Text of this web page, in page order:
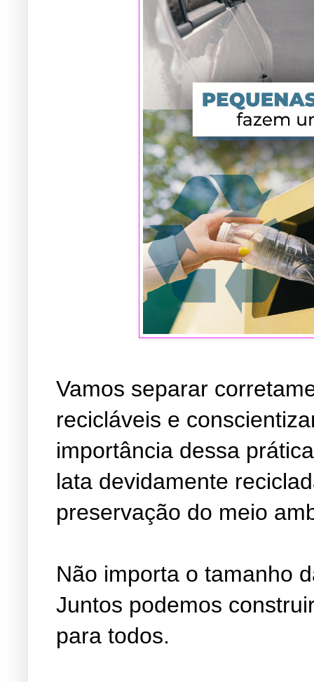
Vamos separar
recicláveis ​​e
importância dessa
lata devidamente
preservação do meio
Não importa o tamanho
Juntos podemos
para todos.